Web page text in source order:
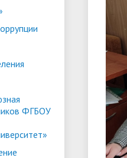
центр ИвГУ • Вход
в
ФГБОУ